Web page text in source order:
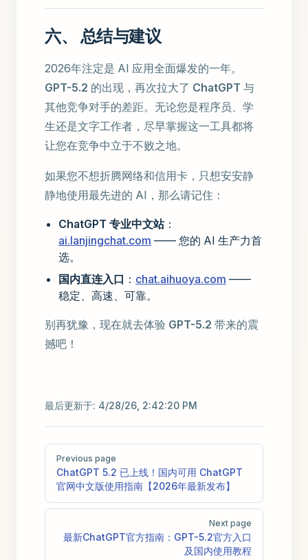
六、 总结与建议
2026年注定是 AI 应用全面爆发的一年。
GPT-5.2 的出现，再次拉大了 ChatGPT 与
其他竞争对手的差距。无论您是程序员、学
生还是文字工作者，尽早掌握这一工具都将
让您在竞争中立于不败之地。
如果您不想折腾网络和信用卡，只想安安静
静地使用最先进的 AI，那么请记住：
ChatGPT 专业中文站：
ai.lanjingchat.com —— 您的 AI 生产力首
选。
国内直连入口 ： chat.aihuoya.com ——
稳定、高速、可靠。
别再犹豫，现在就去体验 GPT-5.2 带来的震
撼吧！
最后更新于: 4/28/26, 2:42:20 PM
Pager
Previous page
ChatGPT 5.2 已上线！国内可用 ChatGPT
官网中文版使用指南【2026年最新发布】
Next page
最新ChatGPT官方指南：GPT-5.2官方入口
及国内使用教程